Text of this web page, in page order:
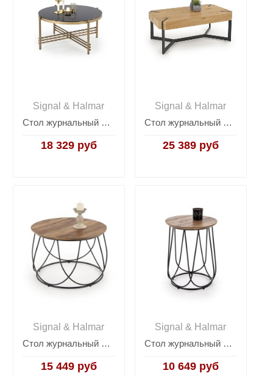
Signal & Halmar
Стол журнальный Halmar ISMENA (черный/золотой)
18 329 руб
Signal & Halmar
Стол журнальный Halmar LAVIDA (дуб золотой/черный)
25 389 руб
Signal & Halmar
Стол журнальный Halmar NUBIRA (орех/черный)
15 449 руб
Signal & Halmar
Стол журнальный Halmar NUBIRA-S (орех/черный)
10 649 руб